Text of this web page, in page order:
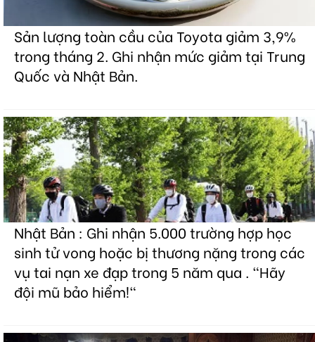
Sản lượng toàn cầu của Toyota giảm 3,9%
trong tháng 2. Ghi nhận mức giảm tại Trung
Quốc và Nhật Bản.
Nhật Bản : Ghi nhận 5.000 trường hợp học
sinh tử vong hoặc bị thương nặng trong các
vụ tai nạn xe đạp trong 5 năm qua . "Hãy
đội mũ bảo hiểm!"